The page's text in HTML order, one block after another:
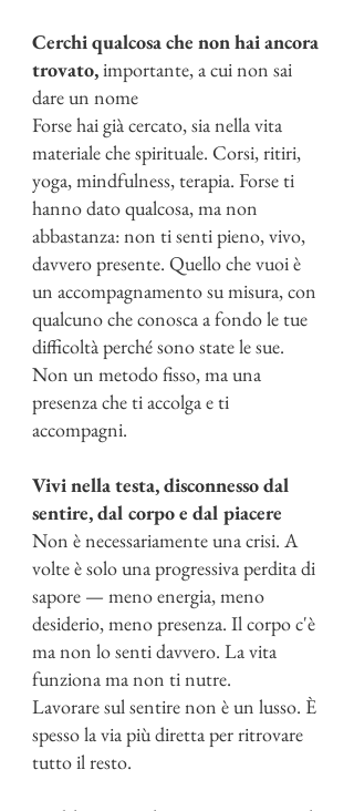
Cerchi qualcosa che non hai ancora
trovato,importante, a cui non sai
dare un nome
Forse hai già cercato, sia nella vita
materiale che spirituale. Corsi, ritiri,
yoga, mindfulness, terapia. Forse ti
hanno dato qualcosa, ma non
abbastanza: non ti senti pieno, vivo,
davvero presente. Quello che vuoi è
un accompagnamento su misura, con
qualcuno che conosca a fondo le tue
difficoltà perché sono state le sue.
Non un metodo fisso, ma una
presenza che ti accolga e ti
accompagni.
Vivi nella testa, disconnesso dal
sentire, dal corpo e dal piacere
Non è necessariamente una crisi. A
volte è solo una progressiva perdita di
sapore — meno energia, meno
desiderio, meno presenza. Il corpo c'è
ma non lo senti davvero. La vita
funziona ma non ti nutre.
Lavorare sul sentire non è un lusso. È
spesso la via più diretta per ritrovare
tutto il resto.